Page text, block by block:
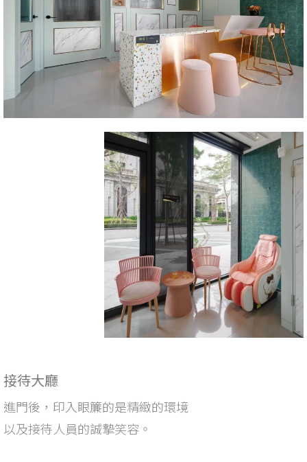
接待大廳
進門後，印入眼簾的是精緻的環境
以及接待人員的誠摯笑容。